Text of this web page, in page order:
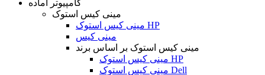
کامپیوتر آماده
مینی کیس استوک
مینی کیس استوک HP
مینی کیس
مینی کیس استوک بر اساس برند
مینی کیس استوک HP
مینی کیس استوک Dell